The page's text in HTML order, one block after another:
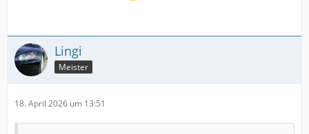
Lingi
Meister
18. April 2026 um 13:51